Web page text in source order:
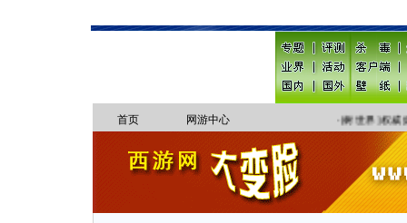
首页 网游中心 [树世界]权威